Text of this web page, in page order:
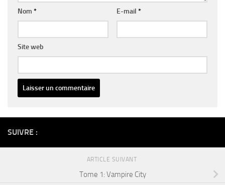
Nom * E-mail *
Site web
SUIVRE :
ARTICLE SUIVANT
Tome 1: Vampire City